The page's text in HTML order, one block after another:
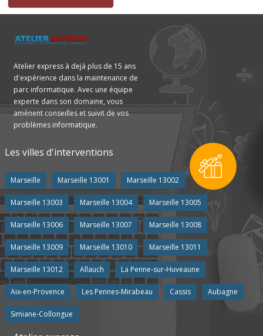
Atelier express à dejà plus de 15 ans
d'expérience dans la maintenance de
parc informatique. Avec une équipe
experte dans son domaine, vous
amènent conseilles et suivit de vos
problèmes informatique.
Les villes d'interventions
Marseille Marseille 13001 Marseille 13002
Marseille 13003 Marseille 13004 Marseille 13005
Marseille 13006 Marseille 13007 Marseille 13008
Marseille 13009 Marseille 13010 Marseille 13011
Marseille 13012 Allauch La Penne-sur-Huveaune
Aix-en-Provence Les Pennes-Mirabeau Cassis Aubagne
Simiane-Collongue